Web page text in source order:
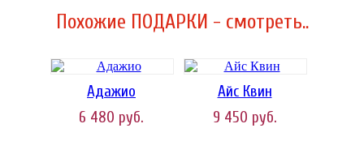
Похожие ПОДАРКИ - смотреть..
Адажио
6 480 руб.
Айс Квин
9 450 руб.